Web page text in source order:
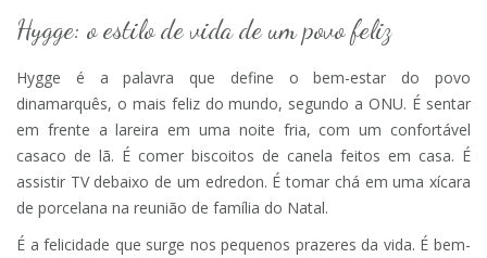
Hygge: o estilo de vida de um povo feliz
Hygge é a palavra que define o bem-estar do povo
dinamarquês, o mais feliz do mundo, segundo a ONU. É sentar
em frente a lareira em uma noite fria, com um confortável
casaco de lã. É comer biscoitos de canela feitos em casa. É
assistir TV debaixo de um edredon. É tomar chá em uma xícara
de porcelana na reunião de família do Natal.
É a felicidade que surge nos pequenos prazeres da vida. É bem-